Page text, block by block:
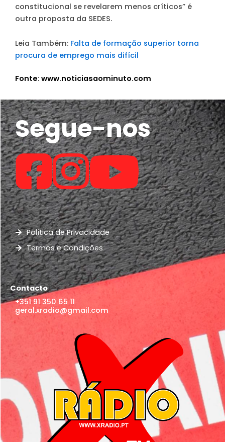
constitucional se revelarem menos críticos” é
outra proposta da SEDES.
Leia Também: Falta de formação superior torna
procura de emprego mais difícil
Fonte: www.noticiasaominuto.com
Segue-nos
Política de Privacidade
Termos e Condições
Contacto
+351 91 350 65 11
geral.xradio@gmail.com